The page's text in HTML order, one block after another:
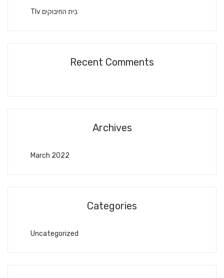
Tlv בית החיבוקים
Recent Comments
Archives
March 2022
Categories
Uncategorized